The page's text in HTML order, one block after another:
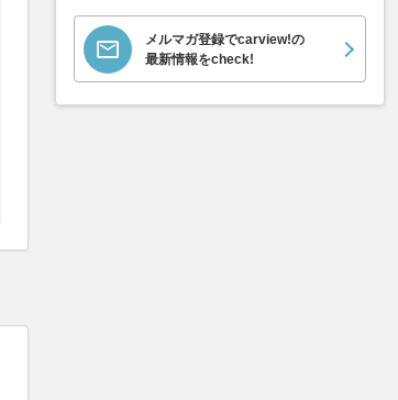
メルマガ登録でcarview!の
最新情報をcheck!